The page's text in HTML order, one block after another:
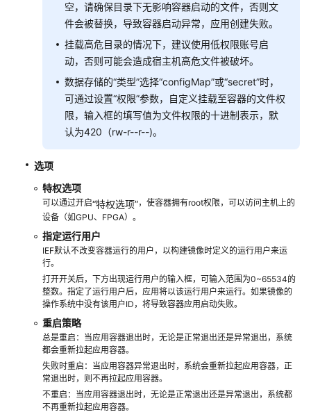
伴
空，请确保目录下无影响容器启动的文件，否则文
件会被替换，导致容器启动异常，应用创建失败。
挂载高危目录的情况下，建议使用低权限账号启
动，否则可能会造成宿主机高危文件被破坏。
数据存储的“类型”选择“configMap”或“secret”时，
可通过设置“权限”参数，自定义挂载至容器的文件权
限，输入框的填写值为文件权限的十进制表示，默
认为420（rw-r--r--)。
选项
特权选项
可以通过开启“特权选项”，使容器拥有root权限，可以访问主机上的
设备（如GPU、FPGA）。
指定运行用户
IEF默认不改变容器运行的用户，以构建镜像时定义的运行用户来运
行。
打开开关后，下方出现运行用户的输入框，可输入范围为0~65534的
整数。指定了运行用户后，应用将以该运行用户来运行。如果镜像的
操作系统中没有该用户ID，将导致容器应用启动失败。
重启策略
总是重启：当应用容器退出时，无论是正常退出还是异常退出，系统
都会重新拉起应用容器。
失败时重启：当应用容器异常退出时，系统会重新拉起应用容器，正
常退出时，则不再拉起应用容器。
不重启：当应用容器退出时，无论是正常退出还是异常退出，系统都
不再重新拉起应用容器。